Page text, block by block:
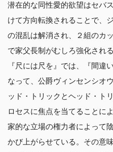
潜在的な同性愛的欲望はセバ
けて方向転換されることで、
の混乱は解消され、２組のカ
で家父長制がむしろ強化され
『尺には尺を』では、『間違
なって、公爵ヴィンセンシオ
ッド・トリックとヘッド・ト
ロセスに焦点を当てることに
家的な立場の権力者によって
かび上がらせている。その意